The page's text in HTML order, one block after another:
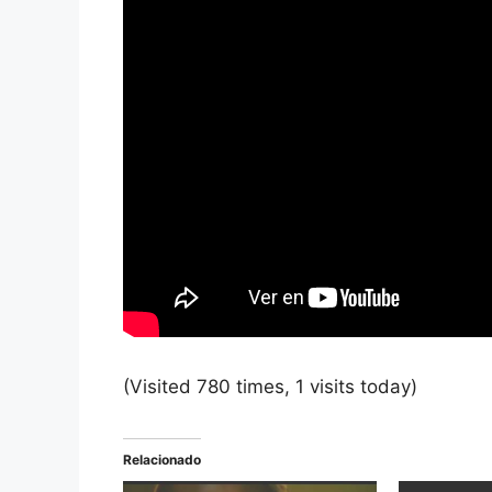
(Visited 780 times, 1 visits today)
Relacionado